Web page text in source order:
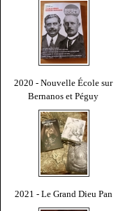
2020 - Nouvelle École sur
Bernanos et Péguy
2021 - Le Grand Dieu Pan